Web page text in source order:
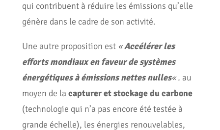
qui contribuent à réduire les émissions qu’elle
génère dans le cadre de son activité.
Une autre proposition est «Accélérer les
efforts mondiaux en faveur de systèmes
énergétiques à émissions nettes nulles« . au
moyen de la capturer etstockage du carbone
(technologie qui n’a pas encore été testée à
grande échelle), les énergies renouvelables,